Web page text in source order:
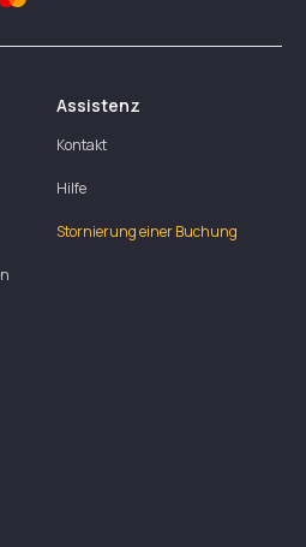
Assistenz
Kontakt
Hilfe
Stornierung einer Buchung